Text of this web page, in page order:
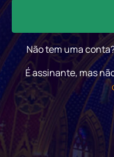
Não tem uma
É assinante, mas